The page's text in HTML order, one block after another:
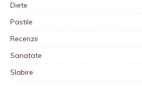
Diete
Pastile
Recenzii
Sanatate
Slabire